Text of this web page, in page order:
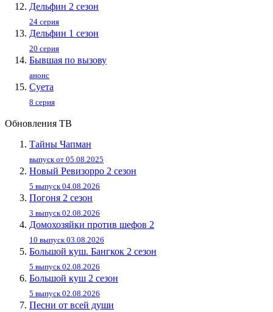
Дельфин 2 сезон
24 серия
Дельфин 1 сезон
20 серия
Бывшая по вызову
анонс
Суета
8 серия
Обновления ТВ
Тайны Чапман
выпуск от 05.08.2025
Новый Ревизорро 2 сезон
5 выпуск 04.08.2026
Погоня 2 сезон
3 выпуск 02.08.2026
Домохозяйки против шефов 2
10 выпуск 03.08.2026
Большой куш. Бангкок 2 сезон
5 выпуск 02.08.2026
Большой куш 2 сезон
5 выпуск 02.08.2026
Песни от всей души